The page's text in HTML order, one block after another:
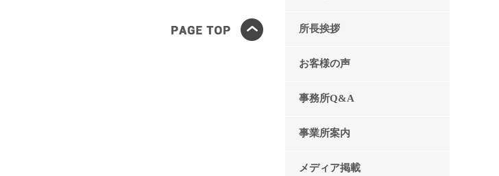
所長挨拶
お客様の声
事務所Q&A
事業所案内
メディア掲載